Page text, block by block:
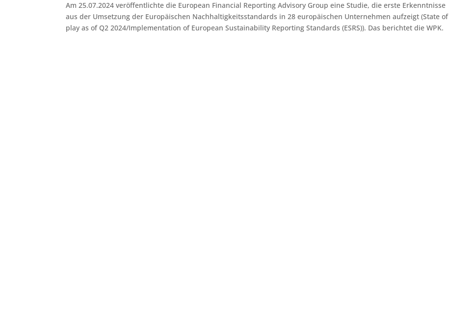
Am 25.07.2024 veröffentlichte die European Financial Reporting Advisory Group eine Studie, die erste Erkenntnisse
aus der Umsetzung der Europäischen Nachhaltigkeitsstandards in 28 europäischen Unternehmen aufzeigt (State of
play as of Q2 2024/Implementation of European Sustainability Reporting Standards (ESRS)). Das berichtet die WPK.